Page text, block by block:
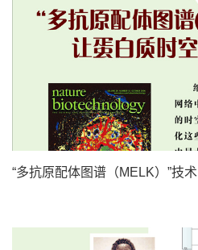
“多抗原配体图谱（MELK）”技术